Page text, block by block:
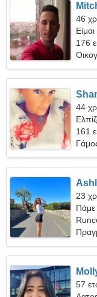
46
176
44
161
23
Πάμε
57